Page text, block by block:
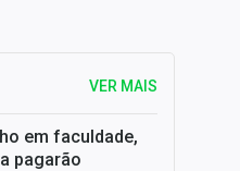
VER MAIS
em faculdade,
pagarão